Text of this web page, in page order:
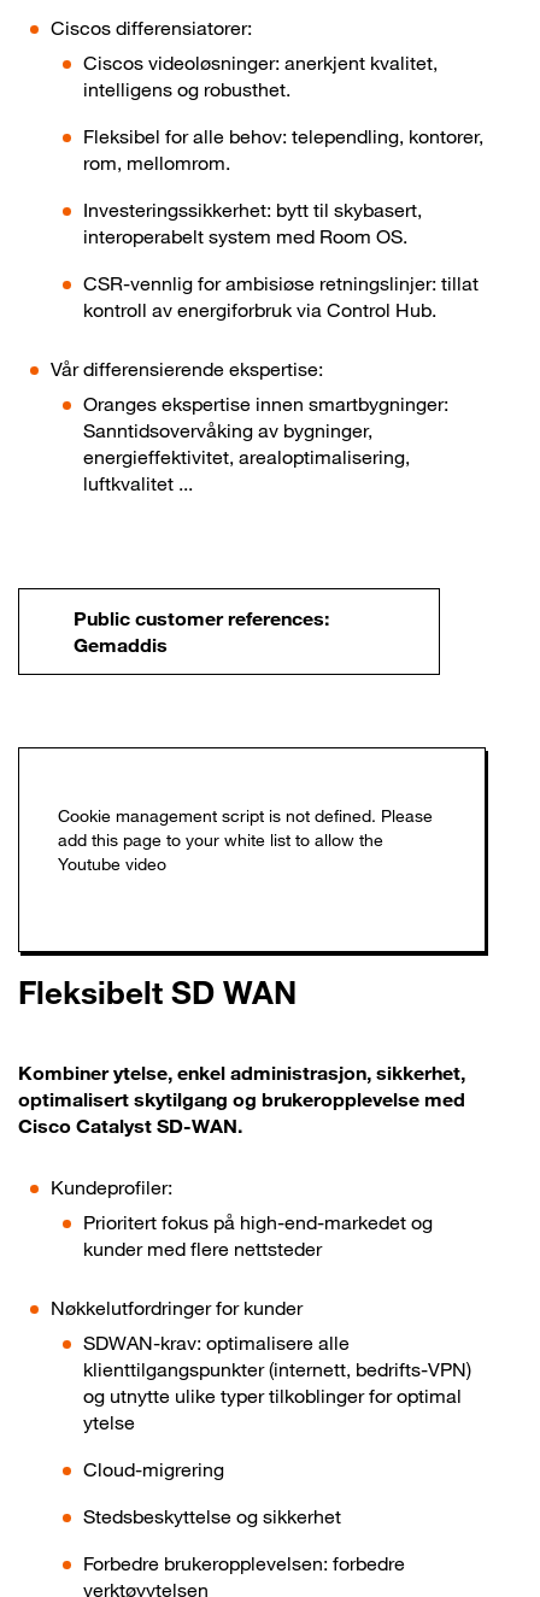
Ciscos differensiatorer:
Ciscos videoløsninger: anerkjent kvalitet,
intelligens og robusthet.
Fleksibel for alle behov: telependling, kontorer,
rom, mellomrom.
Investeringssikkerhet: bytt til skybasert,
interoperabelt system med Room OS.
CSR-vennlig for ambisiøse retningslinjer: tillat
kontroll av energiforbruk via Control Hub.
Vår differensierende ekspertise:
Oranges ekspertise innen smartbygninger:
Sanntidsovervåking av bygninger,
energieffektivitet, arealoptimalisering,
luftkvalitet ...
Public customer references:
Gemaddis
Fleksibelt SD WAN
Kombiner ytelse, enkel administrasjon, sikkerhet,
optimalisert skytilgang og brukeropplevelse med
Cisco Catalyst SD-WAN.
Kundeprofiler:
Prioritert fokus på high-end-markedet og
kunder med flere nettsteder
Nøkkelutfordringer for kunder
SDWAN-krav: optimalisere alle
klienttilgangspunkter (internett, bedrifts-VPN)
og utnytte ulike typer tilkoblinger for optimal
ytelse
Cloud-migrering
Stedsbeskyttelse og sikkerhet
Forbedre brukeropplevelsen: forbedre
verktøyytelsen